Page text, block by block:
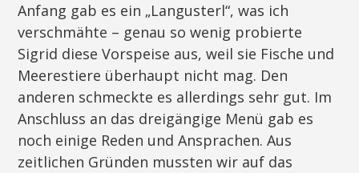
Anfang gab es ein „Langusterl“, was ich
verschmähte – genau so wenig probierte
Sigrid diese Vorspeise aus, weil sie Fische und
Meerestiere überhaupt nicht mag. Den
anderen schmeckte es allerdings sehr gut. Im
Anschluss an das dreigängige Menü gab es
noch einige Reden und Ansprachen. Aus
zeitlichen Gründen mussten wir auf das